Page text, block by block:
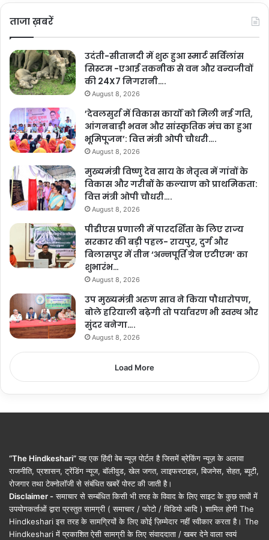
ताजा ख़बरें
उदंती-सीतानदी में शुरू हुआ स्मार्ट सर्विलांस
सिस्टम -एआई तकनीक से वन और वन्यजीवों
की 24X7 निगरानी….
August 8, 2026
’देवलसुर्रा में विकास कार्यों को मिली नई गति,
आंगनबाड़ी भवन और सांस्कृतिक मंच का हुआ
भूमिपूजन’: वित्त मंत्री ओपी चौधरी….
August 8, 2026
मुख्यमंत्री विष्णु देव साय के नेतृत्व में गांवों के
विकास और गरीबों के कल्याण को प्राथमिकता:
वित्त मंत्री ओपी चौधरी….
August 8, 2026
पीडीएस प्रणाली में पारदर्शिता के लिए राज्य
सरकार की बड़ी पहल- रायपुर, दुर्ग और
बिलासपुर में तीन ‘अन्नपूर्ति ग्रेन एटीएम‘ का
शुभारंभ…
August 8, 2026
उप मुख्यमंत्री अरुण साव ने किया पौधारोपण,
बोले हरियाली बढ़ेगी तो पर्यावरण भी स्वस्थ और
सुंदर बनेगा….
August 8, 2026
Load More
“The Hindkeshari”यह एक हिंदी वेब न्यूज़ पोर्टल है जिसमें ब्रेकिंग न्यूज़ के अलावा
राजनीति, प्रशासन, ट्रेंडिंग न्यूज, बॉलीवुड, खेल जगत, लाइफस्टाइल, बिजनेस, सेहत, ब्यूटी,
रोजगार तथा टेक्नोलॉजी से संबंधित खबरें पोस्ट की जाती है।
Disclaimer - समाचार से सम्बंधित किसी भी तरह के विवाद के लिए साइट के कुछ तत्वों में
उपयोगकर्ताओं द्वारा प्रस्तुत सामग्री ( समाचार / फोटो / विडियो आदि ) शामिल होगी The
Hindkeshari इस तरह के सामग्रियों के लिए कोई ज़िम्मेदार नहीं स्वीकार करता है। The
Hindkeshari में प्रकाशित ऐसी सामग्री के लिए संवाददाता / खबर देने वाला स्वयं